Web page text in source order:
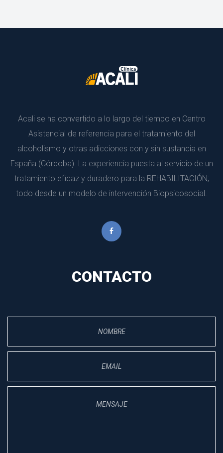
Acali se ha convertido a lo largo del tiempo en Centro
Asistencial de referencia para el tratamiento del
alcoholismo y otras adicciones con y sin sustancia en
España (Córdoba). La experiencia puesta al servicio de un
tratamiento eficaz y duradero para la REHABILITACIÓN;
todo desde un modelo de intervención Biopsicosocial.
CONTACTO